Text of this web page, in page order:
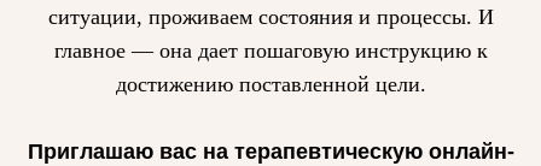
ситуации, проживаем состояния и процессы. И
главное — она дает пошаговую инструкцию к
достижению поставленной цели.
Приглашаю вас на терапевтическую онлайн-
dilam.project@gmail.com